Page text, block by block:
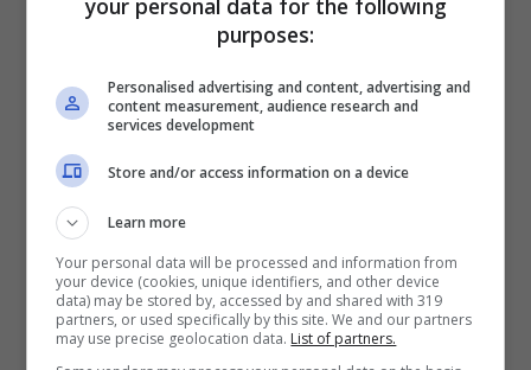
Elisa Isoardi (Screenshot Instagram)
purposes:
Personalised advertising and content, advertising and
content measurement, audience research and
services development
Store and/or access information on a device
Learn more
Your personal data will be processed and information from
your device (cookies, unique identifiers, and other device
data) may be stored by, accessed by and shared with 319
partners, or used specifically by this site. We and our partners
may use precise geolocation data. List of partners.